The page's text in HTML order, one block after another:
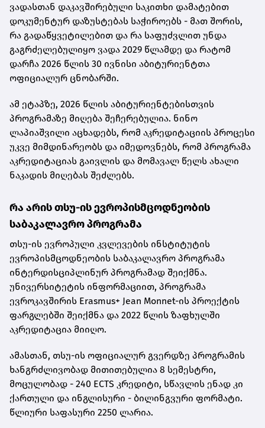
ვადასთან დაკავშირებული საკითხი დამატებით
დოკუმენტურ დაზუსტებას საჭიროებს - მათ შორის,
რა გადაწყვეტილებით და რა საფუძვლით უნდა
გაგრძელებულიყო ვადა 2029 წლამდე და რატომ
დარჩა 2026 წლის 30 ივნისი აბიტურიენტთა
ოფიციალურ ცნობარში.
ამ ეტაპზე, 2026 წლის აბიტურიენტებისთვის
პროგრამაზე მიღება შეჩერებულია. ნინო
ლაპიაშვილი აცხადებს, რომ აკრედიტაციის პროცესი
უკვე მიმდინარეობს და იმედოვნებს, რომ პროგრამა
აკრედიტაციას გაივლის და მომავალ წელს ახალი
ნაკადის მიღებას შეძლებს.
რა არის თსუ-ის ევროპისმცოდნეობის
საბაკალავრო პროგრამა
თსუ-ის ევროპული კვლევების ინსტიტუტის
ევროპისმცოდნეობის საბაკალავრო პროგრამა
ინტერდისციპლინურ პროგრამად შეიქმნა.
უნივერსიტეტის ინფორმაციით, პროგრამა
ევროკავშირის Erasmus+ Jean Monnet-ის პროექტის
ფარგლებში შეიქმნა და 2022 წლის ზაფხულში
აკრედიტაცია მიიღო.
ამასთან, თსუ-ის ოფიციალურ გვერდზე პროგრამის
ხანგრძლივობად მითითებულია 8 სემესტრი,
მოცულობად - 240 ECTS კრედიტი, სწავლის ენად კი
ქართული და ინგლისური - ბილინგვური ფორმატი.
წლიური საფასური 2250 ლარია.